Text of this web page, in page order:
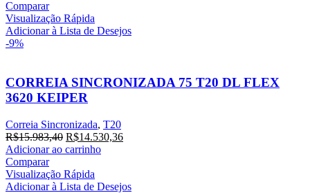
era:
R$16.412,00.R$14.920,00.
Comparar
Visualização Rápida
Adicionar à Lista de Desejos
-9%
CORREIA SINCRONIZADA 75 T20 DL FLEX
3620 KEIPER
Correia Sincronizada, T20
R$15.983,40 O
preço
era:
R$15.983,40.
R$14.530,36O
R$14.530,36.
Adicionar ao carrinho
Comparar
Visualização Rápida
Adicionar à Lista de Desejos